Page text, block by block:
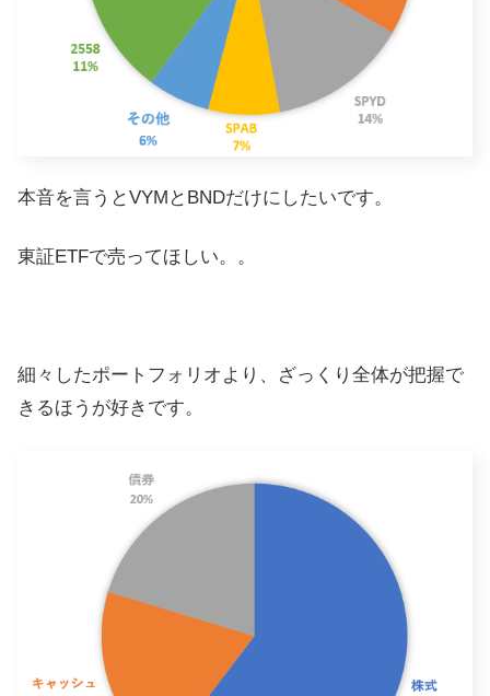
本音を言うとVYMとBNDだけにしたいです。
東証ETFで売ってほしい。。
細々したポートフォリオより、ざっくり全体が把握で
きるほうが好きです。